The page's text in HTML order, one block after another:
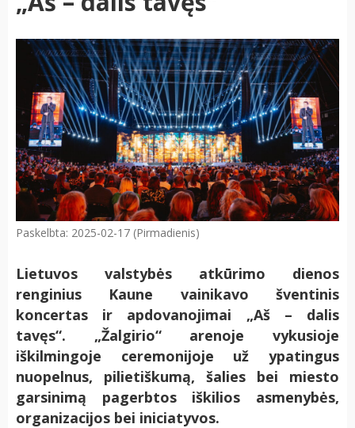
Paskelbta: 2025-02-17 (Pirmadienis)
Lietuvos valstybės atkūrimo dienos
renginius Kaune vainikavo šventinis
koncertas ir apdovanojimai „Aš – dalis
tavęs“. „Žalgirio“ arenoje vykusioje
iškilmingoje ceremonijoje už ypatingus
nuopelnus, pilietiškumą, šalies bei miesto
garsinimą pagerbtos iškilios asmenybės,
organizacijos bei iniciatyvos.